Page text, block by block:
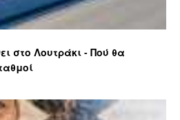
στο Λουτράκι - Πού θα